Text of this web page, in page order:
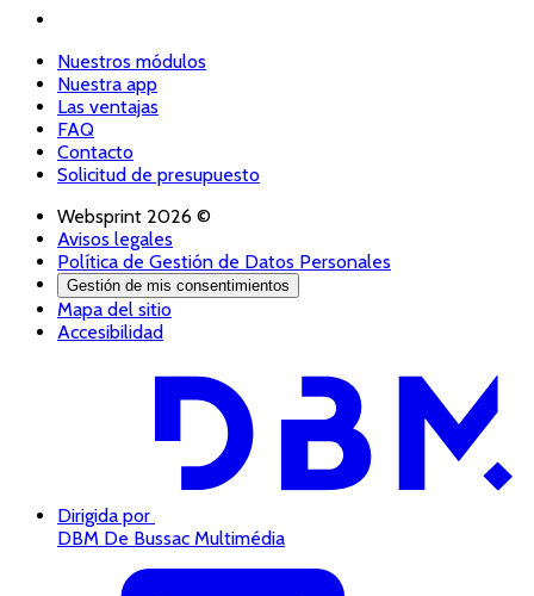
Nuestros módulos
Nuestra app
Las ventajas
FAQ
Contacto
Solicitud de presupuesto
Websprint 2026 ©
Avisos legales
Política de Gestión de Datos Personales
Gestión de mis consentimientos
Mapa del sitio
Accesibilidad
Dirigida por
DBM De Bussac Multimédia